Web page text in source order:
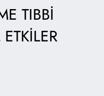
TIBBI